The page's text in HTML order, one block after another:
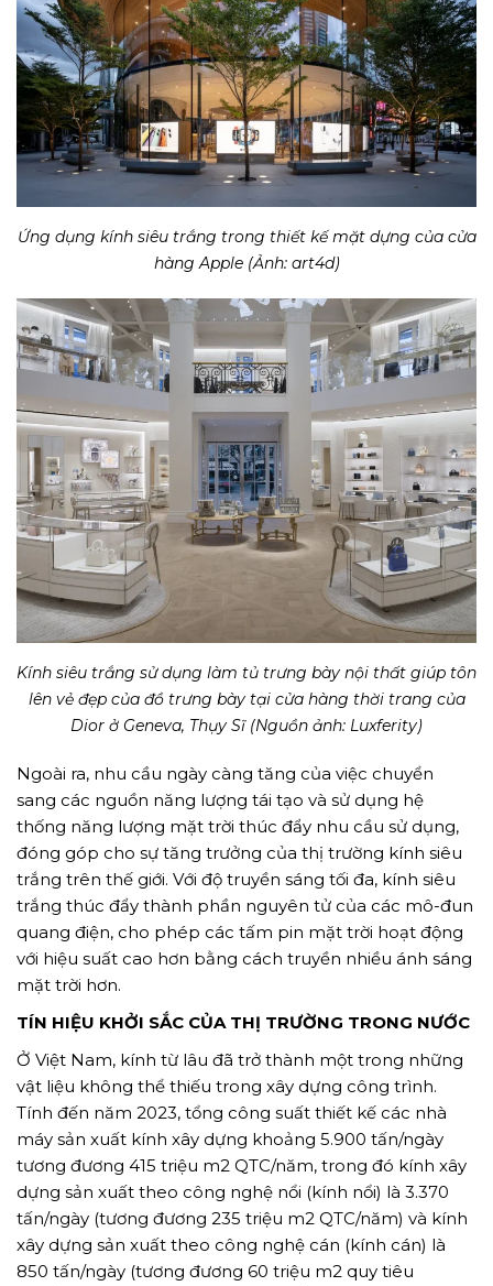
Ứng dụng kính siêu trắng trong thiết kế mặt dựng của cửa
hàng Apple (Ảnh: art4d)
Kính siêu trắng sử dụng làm tủ trưng bày nội thất giúp tôn
lên vẻ đẹp của đồ trưng bày tại cửa hàng thời trang của
Dior ở Geneva, Thụy Sĩ (Nguồn ảnh: Luxferity)
Ngoài ra, nhu cầu ngày càng tăng của việc chuyển
sang các nguồn năng lượng tái tạo và sử dụng hệ
thống năng lượng mặt trời thúc đẩy nhu cầu sử dụng,
đóng góp cho sự tăng trưởng của thị trường kính siêu
trắng trên thế giới. Với độ truyền sáng tối đa, kính siêu
trắng thúc đẩy thành phần nguyên tử của các mô-đun
quang điện, cho phép các tấm pin mặt trời hoạt động
với hiệu suất cao hơn bằng cách truyền nhiều ánh sáng
mặt trời hơn.
TÍN HIỆU KHỞI SẮC CỦA THỊ TRƯỜNG TRONG NƯỚC
Ở Việt Nam, kính từ lâu đã trở thành một trong những
vật liệu không thể thiếu trong xây dựng công trình.
Tính đến năm 2023, tổng công suất thiết kế các nhà
máy sản xuất kính xây dựng khoảng 5.900 tấn/ngày
tương đương 415 triệu m2 QTC/năm, trong đó kính xây
dựng sản xuất theo công nghệ nổi (kính nổi) là 3.370
tấn/ngày (tương đương 235 triệu m2 QTC/năm) và kính
xây dựng sản xuất theo công nghệ cán (kính cán) là
850 tấn/ngày (tương đương 60 triệu m2 quy tiêu